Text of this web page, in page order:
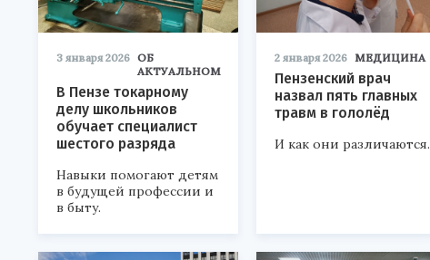
3 января 2026 ОБ
АКТУАЛЬНОМ
В Пензе токарному
делу школьников
обучает специалист
шестого разряда
Навыки помогают детям
в будущей профессии и
в быту.
2 января 2026 МЕДИЦИНА
Пензенский врач
назвал пять главных
травм в гололёд
И как они различаются.